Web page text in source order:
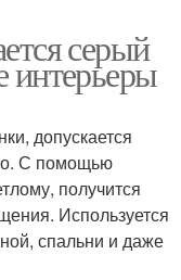
серый
интерьеры
допускается
С помощью
получится
Используется
спальни и даже